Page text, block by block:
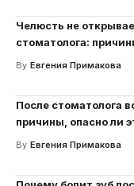
Челюсть не
стоматолога:
By Евгения Примакова
После стоматолога
причины, опасно ли
By Евгения Примакова